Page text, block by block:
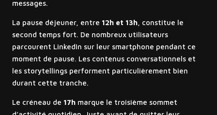
messages.
La pause déjeuner, entre 12h et 13h, constitue le
second temps fort. De nombreux utilisateurs
parcourent LinkedIn sur leur smartphone pendant ce
moment de pause. Les contenus conversationnels et
les storytellings performent particulièrement bien
durant cette tranche.
Le créneau de 17hmarque le troisième sommet